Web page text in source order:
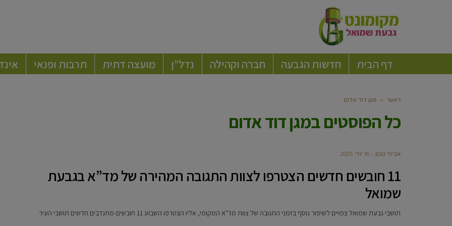
דף הבית חדשות הגבעה חברה וקהילה נדל”ן מועצה דתית תרבות ופנאי
ראשי » מגן דוד אדום
כל הפוסטים במגן דוד אדום
אביחי טבק 16 יולי, 2025
11 חובשים חדשים הצטרפו לצוות התגובה המהירה של מד”א בגבעת
שמואל
תושבי גבעת שמואל צפויים לשיפור נוסף בזמני התגובה של צוות מד"א המקומי, אליו הצטרפו השבוע 11 חובשים-מתנדבים חדשים תושבי העיר